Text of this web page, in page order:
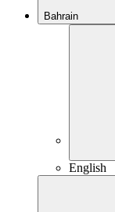
Bahrain
English